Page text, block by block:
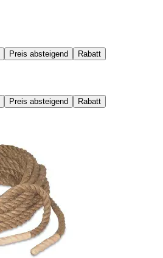
Preis absteigend Rabatt
Preis absteigend Rabatt